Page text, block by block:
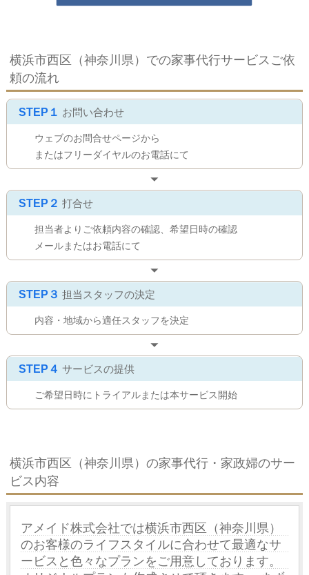
横浜市西区（神奈川県）での家事代行サービスご依
頼の流れ
STEP１ お問い合わせ
ウェブのお問合せページから
またはフリーダイヤルのお電話にて
STEP２ 打合せ
担当者よりご依頼内容の確認、希望日時の確認
メールまたはお電話にて
STEP３ 担当スタッフの決定
内容・地域から適任スタッフを決定
STEP４ サービスの提供
ご希望日時にトライアルまたは本サービス開始
横浜市西区（神奈川県）の家事代行・家政婦のサー
ビス内容
アメイド株式会社では横浜市西区（神奈川県）
のお客様のライフスタイルに合わせて最適なサ
ービスと色々なプランをご用意しております。